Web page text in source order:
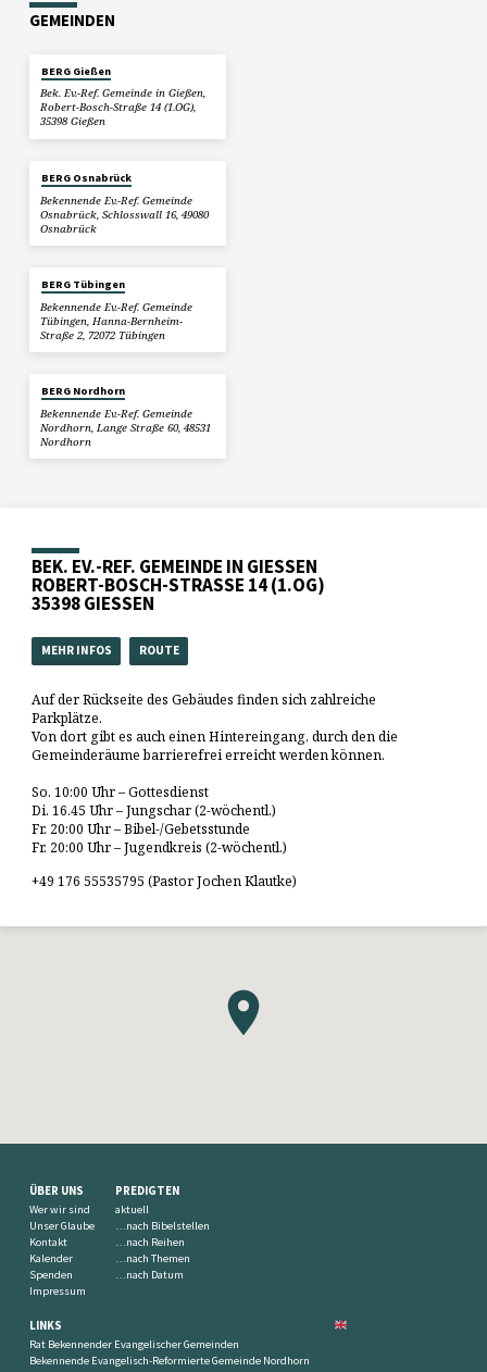
GEMEINDEN
BERG Gießen
Bek. Ev.-Ref. Gemeinde in Gießen,
Robert-Bosch-Straße 14 (1.OG),
35398 Gießen
BERG Osnabrück
Bekennende Ev.-Ref. Gemeinde
Osnabrück, Schlosswall 16, 49080
Osnabrück
BERG Tübingen
Bekennende Ev.-Ref. Gemeinde
Tübingen, Hanna-Bernheim-
Straße 2, 72072 Tübingen
BERG Nordhorn
Bekennende Ev.-Ref. Gemeinde
Nordhorn, Lange Straße 60, 48531
Nordhorn
BEK. EV.-REF. GEMEINDE IN GIESSEN
ROBERT-BOSCH-STRASSE 14 (1.OG)
35398 GIESSEN
MEHR INFOS ROUTE
Auf der Rückseite des Gebäudes finden sich zahlreiche
Parkplätze.
Von dort gibt es auch einen Hintereingang, durch den die
Gemeinderäume barrierefrei erreicht werden können.
So. 10:00 Uhr – Gottesdienst
Di. 16.45 Uhr – Jungschar (2-wöchentl.)
Fr. 20:00 Uhr – Bibel-/Gebetsstunde
Fr. 20:00 Uhr – Jugendkreis (2-wöchentl.)
+49 176 55535795 (Pastor Jochen Klautke)
ÜBER UNS
Wer wir sind
Unser Glaube
Kontakt
Kalender
Spenden
Impressum
PREDIGTEN
aktuell
…nach Bibelstellen
…nach Reihen
…nach Themen
…nach Datum
LINKS
Rat Bekennender Evangelischer Gemeinden
Bekennende Evangelisch-Reformierte Gemeinde Nordhorn